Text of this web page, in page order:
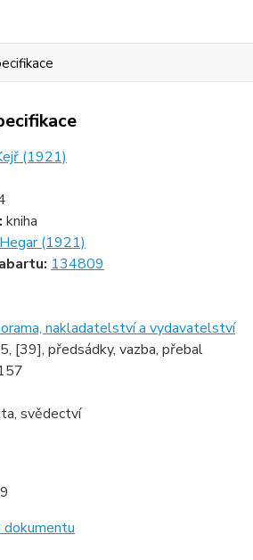
(1921)
kniha
(1921)
134809
nakladatelství a vydavatelství
[39], předsádky, vazba, přebal
svědectví
dokumentu